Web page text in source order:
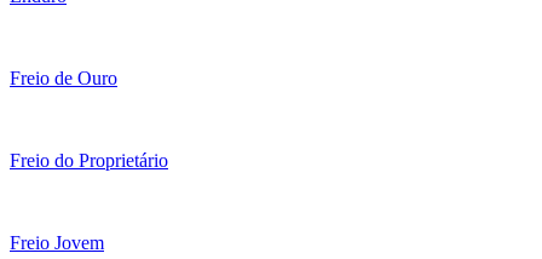
Freio de Ouro
Freio do Proprietário
Freio Jovem